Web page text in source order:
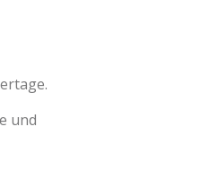
und